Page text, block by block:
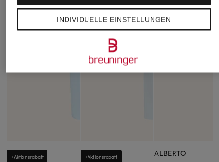
+Aktionsrabatt +Aktionsrabatt
ALBERTO
INDIVIDUELLE EINSTELLUNGEN